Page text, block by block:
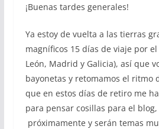
¡Buenas tardes generales!
Ya estoy de vuelta a las tierras
magníficos 15 días de viaje por
León, Madrid y Galicia), así que
bayonetas y retomamos el ritmo
que en estos días de retiro me
para pensar cosillas para el
próximamente y serán temas